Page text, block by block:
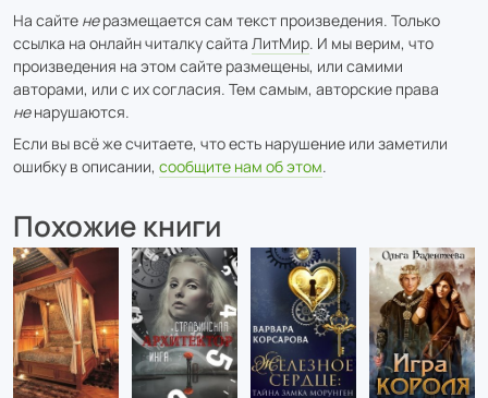
На сайте неразмещается сам текст произведения. Только
ссылка на онлайн читалку сайта ЛитМир. И мы верим, что
произведения на этом сайте размещены, или самими
авторами, или с их согласия. Тем самым, авторские права
ненарушаются.
Если вы всё же считаете, что есть нарушение или заметили
ошибку в описании, сообщите нам об этом.
Похожие книги